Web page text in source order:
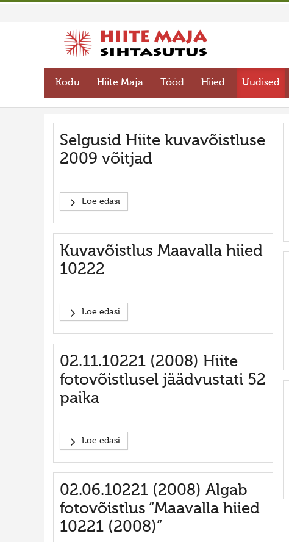
Kodu Hiite Maja Tööd Hiied Uudised
Selgusid Hiite kuvavõistluse
2009 võitjad
Loe edasi
Kuvavõistlus Maavalla hiied
10222
Loe edasi
02.11.10221 (2008) Hiite
fotovõistlusel jäädvustati 52
paika
Loe edasi
02.06.10221 (2008) Algab
fotovõistlus “Maavalla hiied
10221 (2008)”